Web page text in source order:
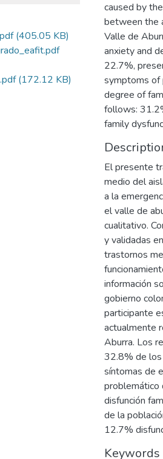
(405.05 KB)
(172.12 KB)
caused by
between the
Valle de
anxiety and
22.7%,
symptoms of
degree of
follows:
family
El presente
medio del
a la
el valle de
cualitativo.
y validadas
trastornos
información
gobierno
participante
actualmente
Aburra. Los
32.8% de los
síntomas de
problemático
disfunción
de la
12.7%
Keywords